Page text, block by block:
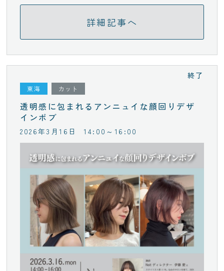
詳細記事へ
東海 カット
透明感に包まれるアンニュイな顔回りデザ
インボブ
終了
2026年3月16日 14:00～16:00